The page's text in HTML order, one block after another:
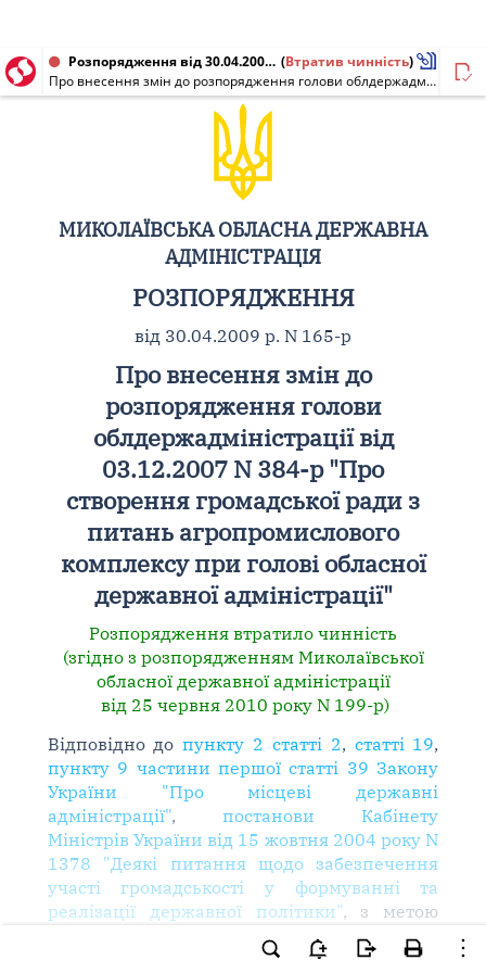
Розпорядження від 30.04.2009 № 165-р (Втратив чинність)
Про внесення змін до розпорядження голови облдержадміністрації від 03.12.2007 N 384-р "Про створення громадської ради з питань агропромислового комплексу при голові обласної державної адміністрації"
МИКОЛАЇВСЬКА ОБЛАСНА ДЕРЖАВНА
АДМІНІСТРАЦІЯ
РОЗПОРЯДЖЕННЯ
від 30.04.2009 р. N 165-р
Про внесення змін до
розпорядження голови
облдержадміністрації від
03.12.2007 N 384-р "Про
створення громадської ради з
питань агропромислового
комплексу при голові обласної
державної адміністрації"
Розпорядження втратило чинність
(згідно з розпорядженням Миколаївської
обласної державної адміністрації
від 25 червня 2010 року N 199-р)
Відповідно допункту 2 статті 2, статті 19,
пункту 9 частини першої статті 39 Закону
України "Про місцеві державні
адміністрації", постанови Кабінету
Міністрів України від 15 жовтня 2004 року N
1378 "Деякі питання щодо забезпечення
участі громадськості у формуванні та
реалізації державної політики", з метою
здійснення координації заходів, пов'язаних
із забезпеченням проведення